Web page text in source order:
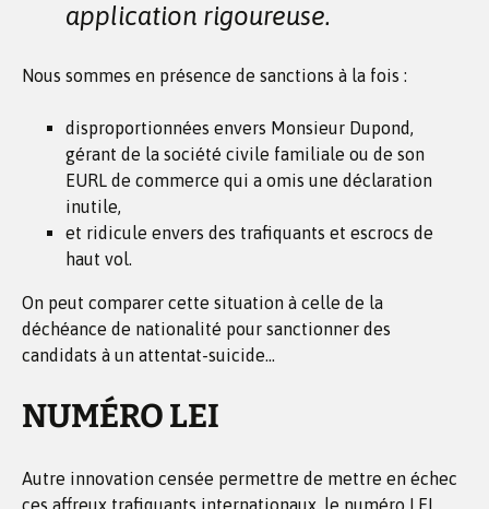
application rigoureuse.
Nous sommes en présence de sanctions à la fois :
disproportionnées envers Monsieur Dupond,
gérant de la société civile familiale ou de son
EURL de commerce qui a omis une déclaration
inutile,
et ridicule envers des trafiquants et escrocs de
haut vol.
On peut comparer cette situation à celle de la
déchéance de nationalité pour sanctionner des
candidats à un attentat-suicide…
NUMÉRO LEI
Autre innovation censée permettre de mettre en échec
ces affreux trafiquants internationaux, le numéro LEI